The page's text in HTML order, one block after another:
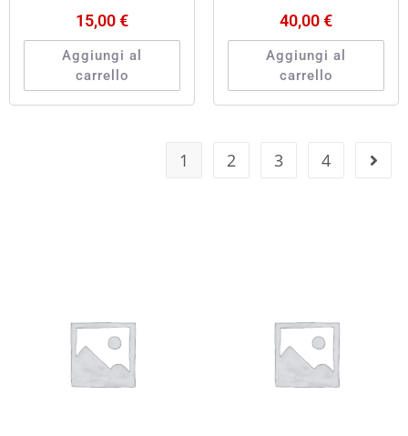
15,00€
Aggiungi al
carrello
40,00€
Aggiungi al
carrello
1 2 3 4